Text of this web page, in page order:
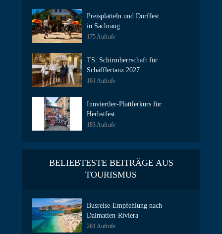
Preisplatteln und Dorffest
in Sachrang
175 Aufrufe
TS: Schirmherrschaft für
Schäfflertanz 2027
161 Aufrufe
Innviertler-Plattlerkurs für
Herbstfest
183 Aufrufe
BELIEBTESTE BEITRÄGE AUS
TOURISMUS
Busreise-Empfehlung nach
Dalmatien-Riviera
261 Aufrufe